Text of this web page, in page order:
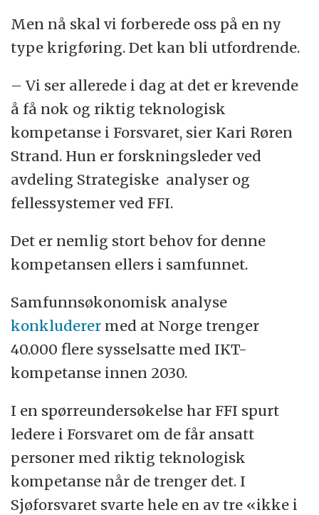
Men nå skal vi forberede oss på en ny
type krigføring. Det kan bli utfordrende.
– Vi ser allerede i dag at det er krevende
å få nok og riktig teknologisk
kompetanse i Forsvaret, sier Kari Røren
Strand. Hun er forskningsleder ved
avdeling Strategiske analyser og
fellessystemer ved FFI.
Det er nemlig stort behov for denne
kompetansen ellers i samfunnet.
Samfunnsøkonomisk analyse
konkluderer med at Norge trenger
40.000 flere sysselsatte med IKT-
kompetanse innen 2030.
I en spørreundersøkelse har FFI spurt
ledere i Forsvaret om de får ansatt
personer med riktig teknologisk
kompetanse når de trenger det. I
Sjøforsvaret svarte hele en av tre «ikke i